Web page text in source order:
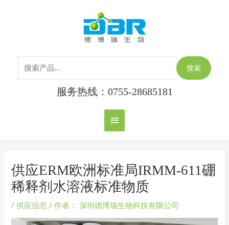
主
菜
单
搜索
服务热线：0755-28685181
供应ERM欧洲标准局IRMM-611硼
稀释剂水溶液标准物质
/供应信息 / 作者： 深圳德博瑞生物科技有限公司